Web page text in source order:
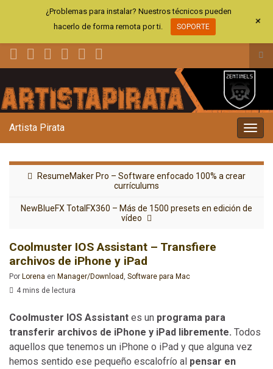
el
la
Artista Pirata
ResumeMaker Pro – Software enfocado 100% a crear
currículums
NewBlueFX TotalFX360 – Más de 1500 presets en edición de
vídeo
Coolmuster IOS Assistant – Transfiere
archivos de iPhone y iPad
Por Lorena en Manager/Download , Software para Mac
4 mins de lectura
Coolmuster IOS Assistant es un programa para
transferir archivos de iPhone y iPad libremente. Todos
aquellos que tenemos un iPhone o iPad y que alguna vez
hemos sentido ese pequeño escalofrío al pensar en
¿Problemas para instalar? Nuestros técnicos pueden
hacerlo de forma remota por ti.
SOPORTE +